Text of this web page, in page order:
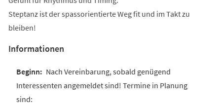
Steptanz ist der spassorientierte Weg fit und im Takt zu
bleiben!
Informationen
Nach Vereinbarung, sobald genügend
Interessenten angemeldet sind! Termine in Planung
sind: